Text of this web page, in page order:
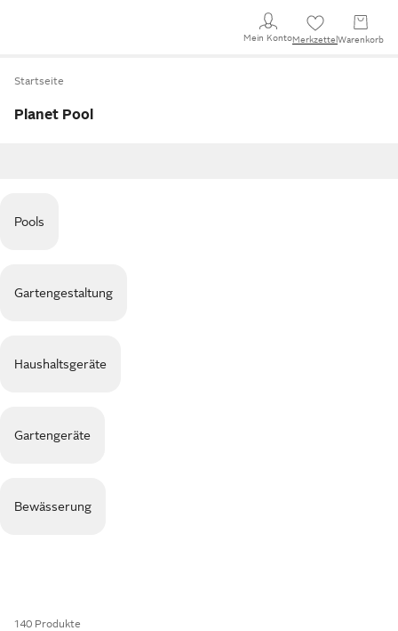
Mein KontoMerkzettel Warenkorb
Startseite
Planet Pool
Pools
Gartengestaltung
Haushaltsgeräte
Gartengeräte
Bewässerung
140 Produkte